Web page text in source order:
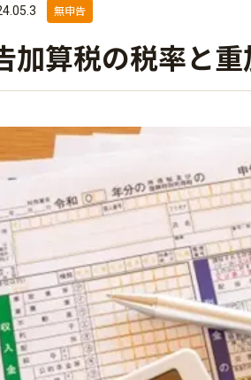
無申告
加算税の税率と